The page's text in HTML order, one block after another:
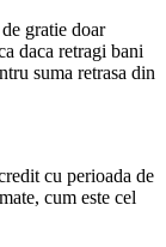
gratie doar
daca retragi bani
suma retrasa din
cu perioada de
cum este cel